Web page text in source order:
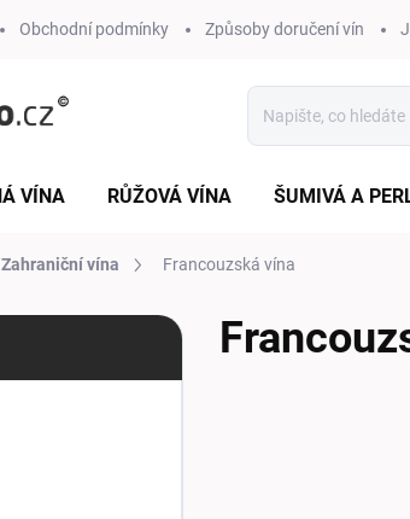
Obchodní podmínky Způsoby doručení vín
VÍNA RŮŽOVÁ VÍNA ŠUMIVÁ A
Zahraniční vína Francouzská vína